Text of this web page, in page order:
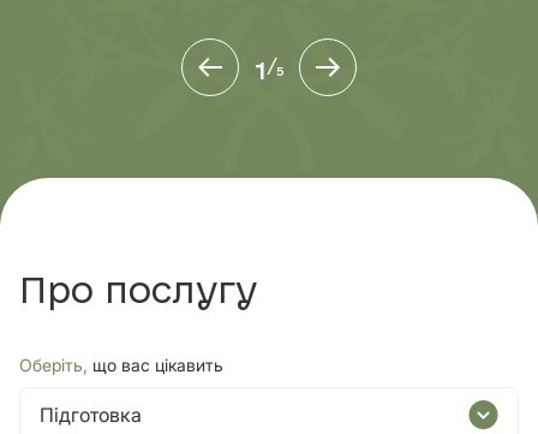
1/5
Про послугу
Оберіть, що вас цікавить
Підготовка